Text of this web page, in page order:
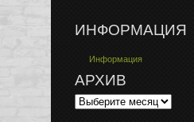
ИНФОРМАЦИЯ
Информация
АРХИВ